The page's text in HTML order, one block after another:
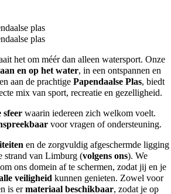
plas
plas
het om méér dan alleen watersport. Onze
en op het water, in een ontspannen en
aan de prachtige Papendaalse Plas, biedt
mix van sport, recreatie en gezelligheid.
sfeer waarin iedereen zich welkom voelt.
voor vragen of ondersteuning.
en de zorgvuldig afgeschermde ligging
strand van Limburg (volgens ons). We
ons domein af te schermen, zodat jij en je
veiligheid kunnen genieten. Zowel voor
is ermateriaal beschikbaar, zodat je op